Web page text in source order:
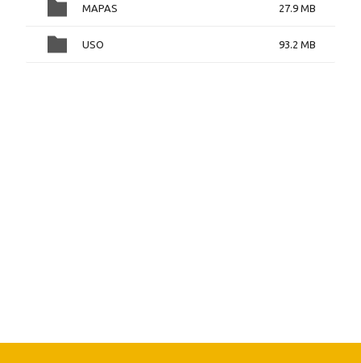
MAPAS 27.9 MB
USO 93.2 MB